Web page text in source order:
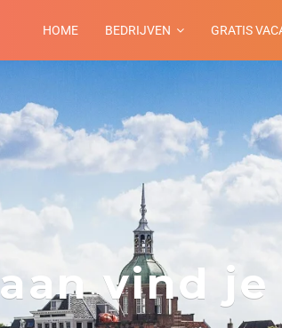
HOME BEDRIJVEN GRATIS
vind je